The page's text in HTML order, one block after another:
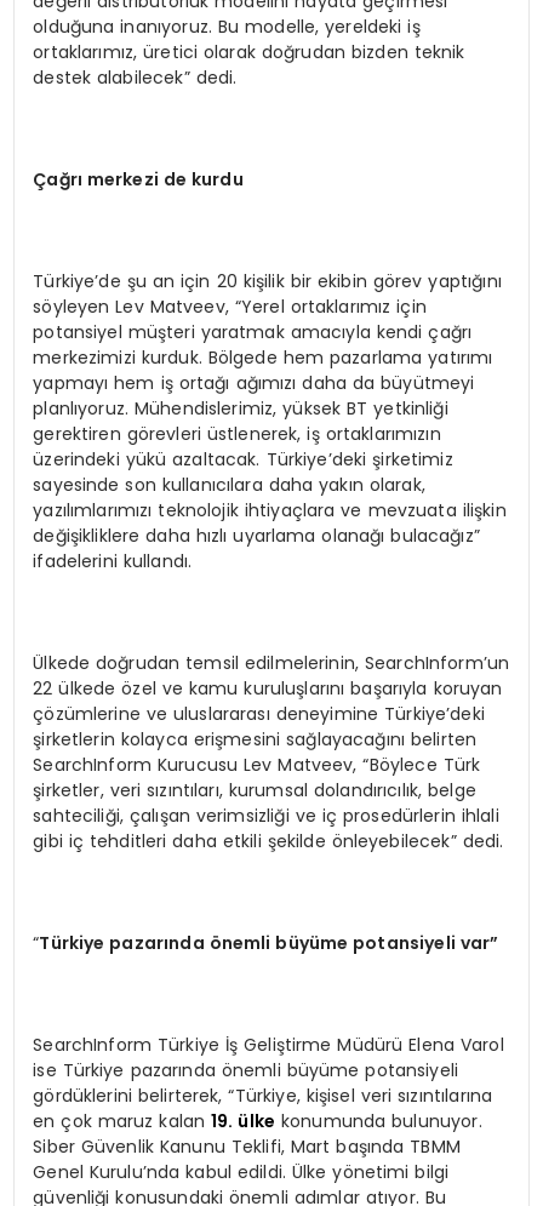
olduğuna inanıyoruz. Bu modelle, yereldeki iş
ortaklarımız, üretici olarak doğrudan bizden teknik
destek alabilecek” dedi.
Çağrı merkezi de kurdu
Türkiye’de şu an için 20 kişilik bir ekibin görev yaptığını
söyleyen Lev Matveev, “Yerel ortaklarımız için
potansiyel müşteri yaratmak amacıyla kendi çağrı
merkezimizi kurduk. Bölgede hem pazarlama yatırımı
yapmayı hem iş ortağı ağımızı daha da büyütmeyi
planlıyoruz. Mühendislerimiz, yüksek BT yetkinliği
gerektiren görevleri üstlenerek, iş ortaklarımızın
üzerindeki yükü azaltacak. Türkiye’deki şirketimiz
sayesinde son kullanıcılara daha yakın olarak,
yazılımlarımızı teknolojik ihtiyaçlara ve mevzuata ilişkin
değişikliklere daha hızlı uyarlama olanağı bulacağız”
ifadelerini kullandı.
Ülkede doğrudan temsil edilmelerinin, SearchInform’un
22 ülkede özel ve kamu kuruluşlarını başarıyla koruyan
çözümlerine ve uluslararası deneyimine Türkiye’deki
şirketlerin kolayca erişmesini sağlayacağını belirten
SearchInform Kurucusu Lev Matveev, “Böylece Türk
şirketler, veri sızıntıları, kurumsal dolandırıcılık, belge
sahteciliği, çalışan verimsizliği ve iç prosedürlerin ihlali
gibi iç tehditleri daha etkili şekilde önleyebilecek” dedi.
“Türkiye pazarında önemli büyüme potansiyeli var”
SearchInform Türkiye İş Geliştirme Müdürü Elena Varol
ise Türkiye pazarında önemli büyüme potansiyeli
gördüklerini belirterek, “Türkiye, kişisel veri sızıntılarına
en çok maruz kalan19. ülke konumunda bulunuyor.
Siber Güvenlik Kanunu Teklifi, Mart başında TBMM
Genel Kurulu’nda kabul edildi. Ülke yönetimi bilgi
güvenliği konusundaki önemli adımlar atıyor. Bu